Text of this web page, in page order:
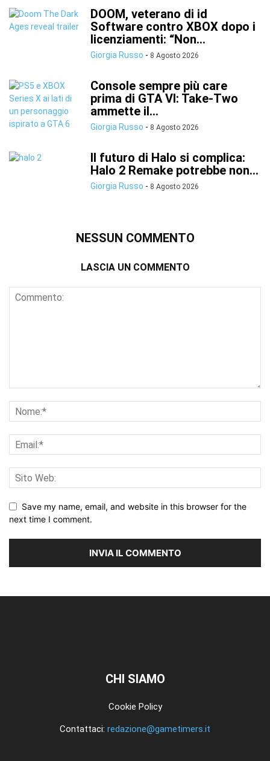
DOOM, veterano di id
Software contro XBOX dopo i
licenziamenti: “Non...
Giorgia Russo - 8 Agosto 2026
Console sempre più care
prima di GTA VI: Take-Two
ammette il...
Giorgia Russo - 8 Agosto 2026
Il futuro di Halo si complica:
Halo 2 Remake potrebbe non...
Giorgia Russo - 8 Agosto 2026
NESSUN COMMENTO
LASCIA UN COMMENTO
Save my name, email, and website in this browser for the
next time I comment.
CHI SIAMO
Cookie Policy
Contattaci: redazione@gametimers.it